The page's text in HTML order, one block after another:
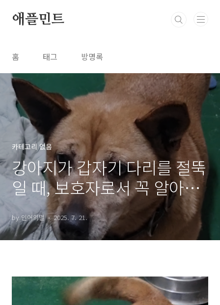
애플민트
홈 태그 방명록
카테고리 없음
강아지가 갑자기 다리를 절뚝
일 때, 보호자로서 꼭 알아야
할 것들
by 인어의별 2025. 7. 21.